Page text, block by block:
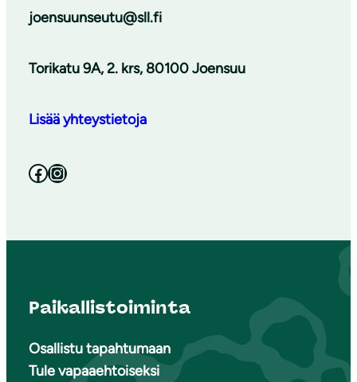
joensuunseutu@sll.fi
Torikatu 9A, 2. krs, 80100 Joensuu
Lisää yhteystietoja
Facebook Instagram
Paikallistoiminta
Osallistu tapahtumaan
Tule vapaaehtoiseksi